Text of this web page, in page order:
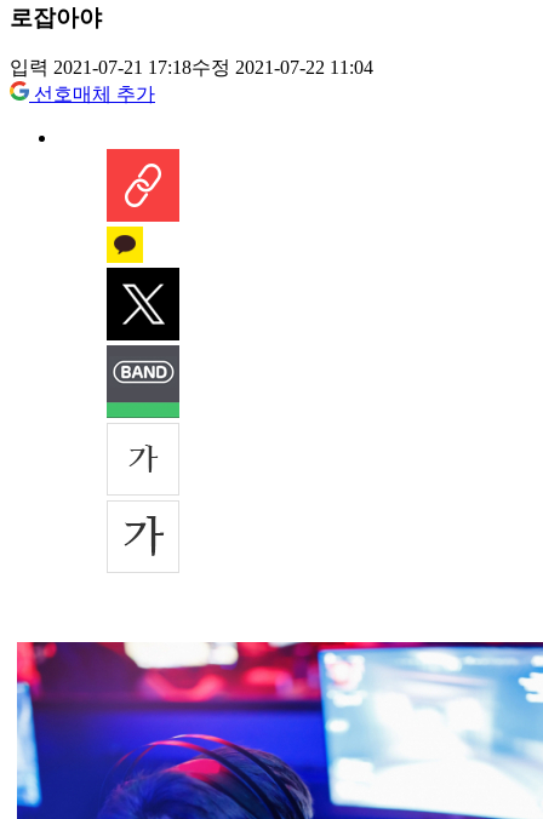
로잡아야
입력 2021-07-21 17:18수정 2021-07-22 11:04
선호매체 추가